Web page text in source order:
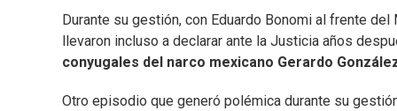
Durante su gestión, con Eduardo Bonomi al frente
llevaron incluso a declarar ante la Justicia años
conyugales del narco mexicano Gerardo
Otro episodio que generó polémica durante su